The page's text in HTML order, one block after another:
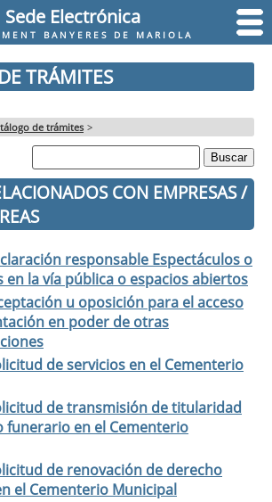
Sede Electrónica
BANYERES DE MARIOLA
TRÁMITES
de trámites >
CON EMPRESAS /
responsable Espectáculos o
en la vía pública o espacios abiertos
u oposición para el acceso
en poder de otras
de servicios en el Cementerio
de transmisión de titularidad
funerario en el Cementerio
de renovación de derecho
el Cementerio Municipal